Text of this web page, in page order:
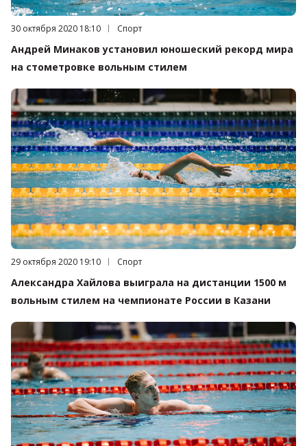
Дата публикации:
30 октября 2020 18:10 Категория:
Спорт
Андрей Минаков установил юношеский рекорд мира
на стометровке вольным стилем
Дата публикации:
29 октября 2020 19:10 Категория:
Спорт
Александра Хайлова выиграла на дистанции 1500 м
вольным стилем на чемпионате России в Казани